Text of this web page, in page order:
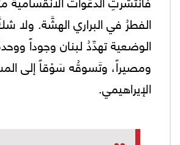
الفطرُ في البراري الهشَّة.
الوضعية تهدِّدُ لبنان وجوداً
ومصيراً، وتَسوقُه سَوْقاً إلى
الإيراهيمي.